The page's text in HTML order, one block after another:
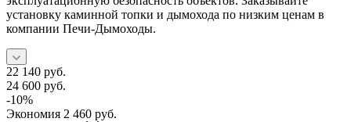
установку каминной топки и дымохода по низким ценам в
компании Печи-Дымоходы.
22 140 руб.
24 600 руб.
-10%
Экономия 2 460 руб.